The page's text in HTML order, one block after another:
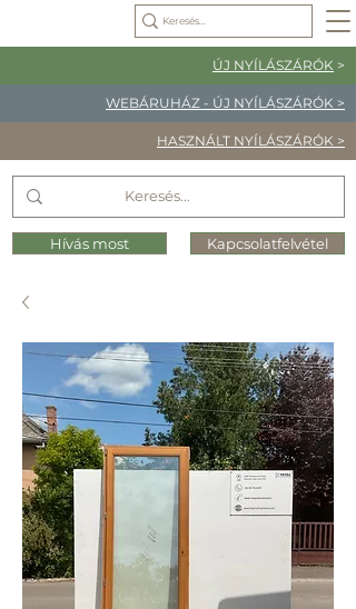
ÚJ NYÍLÁSZÁRÓK >
WEBÁRUHÁZ - ÚJ NYÍLÁSZÁRÓK >
HASZNÁLT NYÍLÁSZÁRÓK >
Hívás most Kapcsolatfelvétel